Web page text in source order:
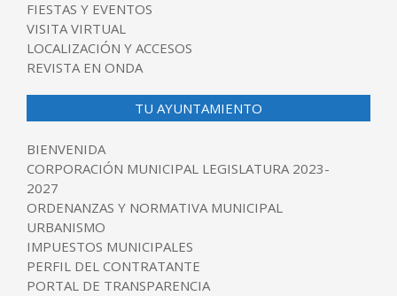
FIESTAS Y EVENTOS
VISITA VIRTUAL
LOCALIZACIÓN Y ACCESOS
REVISTA EN ONDA
TU AYUNTAMIENTO
BIENVENIDA
CORPORACIÓN MUNICIPAL LEGISLATURA 2023-
2027
ORDENANZAS Y NORMATIVA MUNICIPAL
URBANISMO
IMPUESTOS MUNICIPALES
PERFIL DEL CONTRATANTE
PORTAL DE TRANSPARENCIA